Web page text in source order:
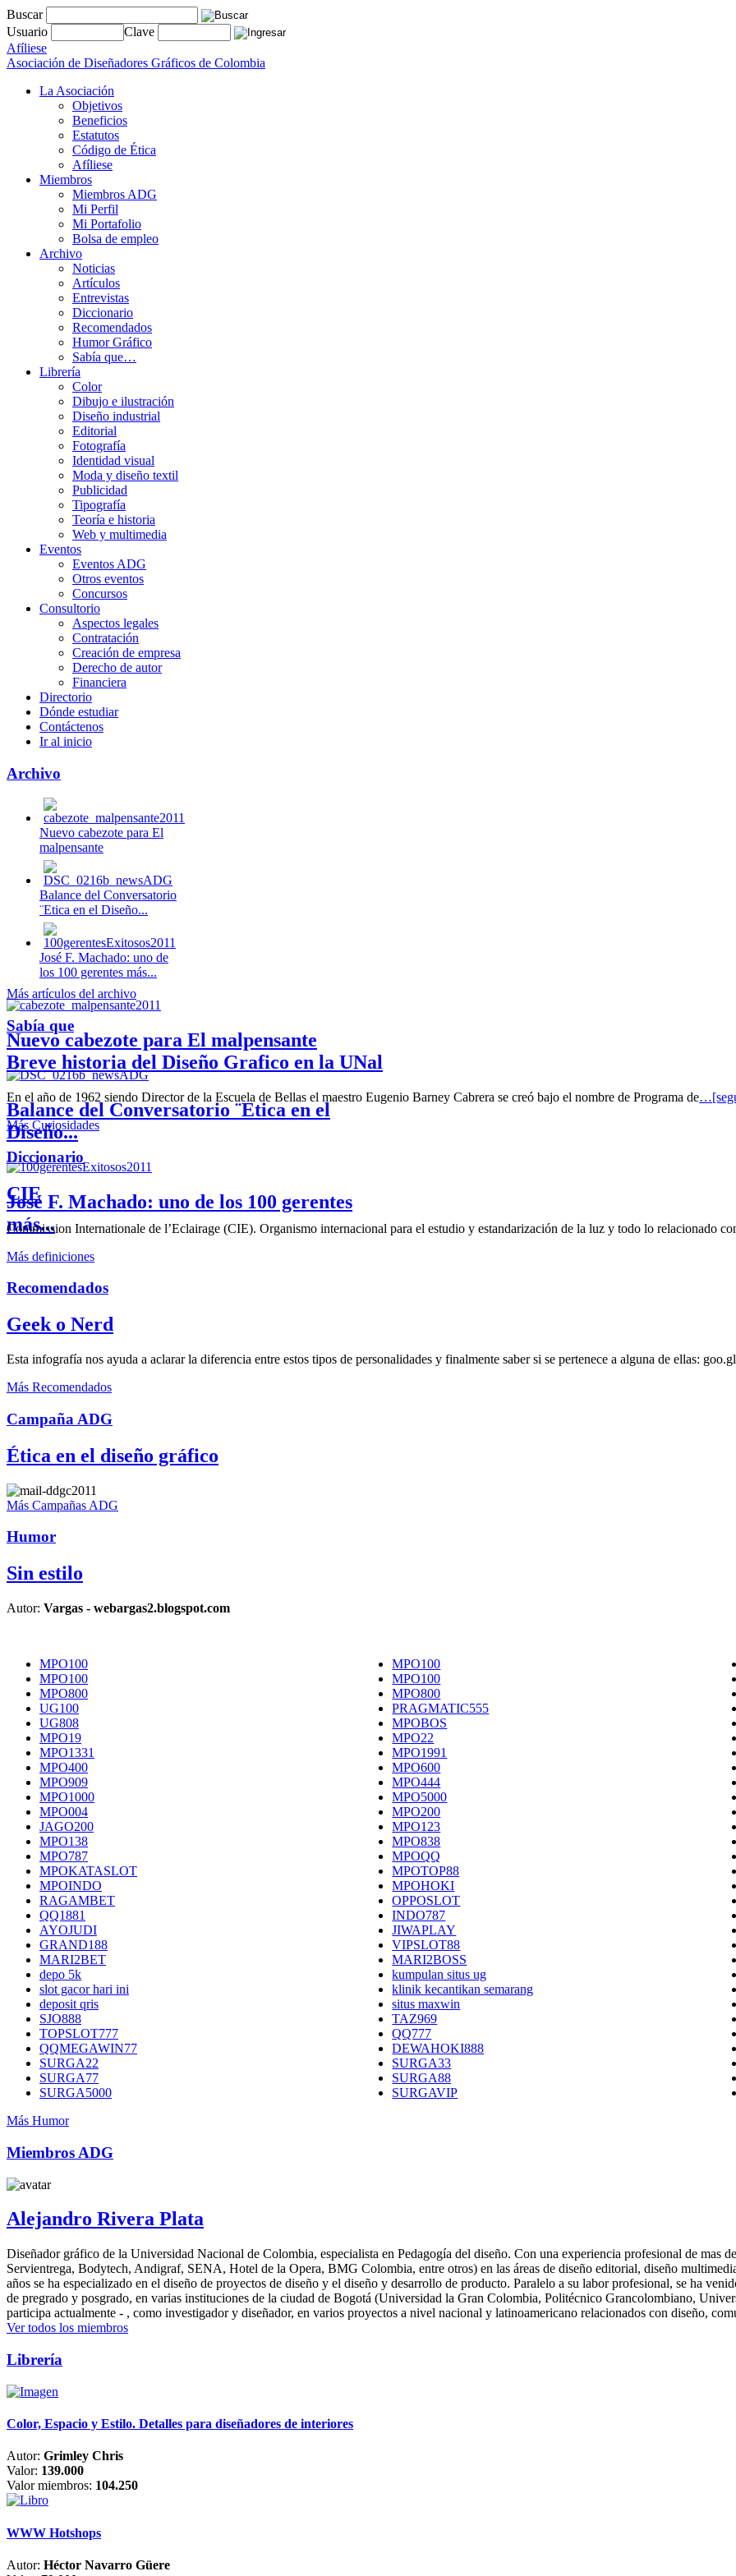
Buscar
Usuario
Clave
Afíliese
Asociación de Diseñadores Gráficos de Colombia
La Asociación
Objetivos
Beneficios
Estatutos
Código de Ética
Afíliese
Miembros
Miembros ADG
Mi Perfil
Mi Portafolio
Bolsa de empleo
Archivo
Noticias
Artículos
Entrevistas
Diccionario
Recomendados
Humor Gráfico
Sabía que…
Librería
Color
Dibujo e ilustración
Diseño industrial
Editorial
Fotografía
Identidad visual
Moda y diseño textil
Publicidad
Tipografía
Teoría e historia
Web y multimedia
Eventos
Eventos ADG
Otros eventos
Concursos
Consultorio
Aspectos legales
Contratación
Creación de empresa
Derecho de autor
Financiera
Directorio
Dónde estudiar
Contáctenos
Ir al inicio
Archivo
Nuevo cabezote para El
malpensante
Balance del Conversatorio
¨Etica en el Diseño...
José F. Machado: uno de
los 100 gerentes más...
Nuevo cabezote para El malpensante
Balance del Conversatorio ¨Etica en el
Diseño...
José F. Machado: uno de los 100 gerentes
más...
Más artículos del archivo
Sabía que
Breve historia del Diseño Grafico en la UNal
En el año de 1962 siendo Director de la Escuela de Bellas el maestro Eugenio Barney Cabrera se creó bajo el nombre de Programa de
Más Curiosidades
Diccionario
CIE
Commission Internationale de l’Eclairage (CIE). Organismo internacional para el estudio y estandarización de la luz y todo lo relacionado
Más definiciones
Recomendados
Geek o Nerd
Esta infografía nos ayuda a aclarar la diferencia entre estos tipos de personalidades y finalmente saber si se pertenece a alguna de ellas:
Más Recomendados
Campaña ADG
Ética en el diseño gráfico
Más Campañas ADG
Humor
Sin estilo
Autor: Vargas - webargas2.blogspot.com
MPO100 MPO100
MPO100
MPO100
MPO800
MPO800
UG100
PRAGMATIC555
UG808
MPOBOS
MPO19
MPO22
MPO1331
MPO1991
MPO400
MPO600
MPO909
MPO444
MPO1000
MPO5000
MPO004
MPO200
JAGO200
MPO123
MPO138
MPO838
MPO787
MPOQQ
MPOKATASLOT
MPOTOP88
MPOINDO
MPOHOKI
RAGAMBET
OPPOSLOT
QQ1881
INDO787
AYOJUDI
JIWAPLAY
GRAND188
VIPSLOT88
MARI2BET
MARI2BOSS
depo 5k
kumpulan situs ug
slot gacor hari ini
klinik kecantikan semarang
deposit qris
situs maxwin
SJO888
TAZ969
TOPSLOT777
QQ777
QQMEGAWIN77
DEWAHOKI888
SURGA22
SURGA33
SURGA77
SURGA88
SURGA5000
SURGAVIP
Más Humor
Miembros ADG
Alejandro Rivera Plata
Diseñador gráfico de la Universidad Nacional de Colombia, especialista en Pedagogía del diseño. Con una experiencia profesional de mas
Servientrega, Bodytech, Andigraf, SENA, Hotel de la Opera, BMG Colombia, entre otros) en las áreas de diseño editorial, diseño
años se ha especializado en el diseño de proyectos de diseño y el diseño y desarrollo de producto. Paralelo a su labor profesional, se ha
de pregrado y posgrado, en varias instituciones de la ciudad de Bogotá (Universidad la Gran Colombia, Politécnico Grancolombiano,
participa actualmente - , como investigador y diseñador, en varios proyectos a nivel nacional y latinoamericano relacionados con diseño,
Ver todos los miembros
Librería
Color, Espacio y Estilo. Detalles para diseñadores de interiores
Autor: Grimley Chris
Valor: 139.000
Valor miembros: 104.250
WWW Hotshops
Autor: Héctor Navarro Güere